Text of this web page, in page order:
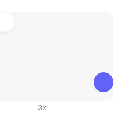
3x